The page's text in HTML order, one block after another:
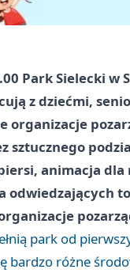
Park Sielecki w
z dziećmi,
organizacje
sztucznego
animacja
odwiedzających
park od
bardzo różne